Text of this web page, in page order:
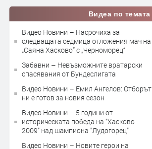
Видеа по темата
Видео Новини – Насрочиха за
следващата седмица отложения мач на
„Саяна Хасково“ с „Черноморец“
Забавни – Невъзможните вратарски
спасявания от Бундеслигата
Видео Новини – Емил Ангелов: Отборът
ни е готов за новия сезон
Видео Новини – 5 години от
историческата победа на "Хасково
2009" над шампиона "Лудогорец"
Видео Новини – Новите герои на